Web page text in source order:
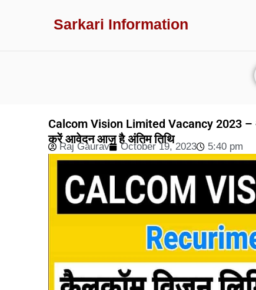
Sarkari Information
Calcom Vision Limited Vacancy 2023 –
करें आवेदन आज है अंतिम तिथि
Raj Gaurav October 19, 2023 5:40 pm